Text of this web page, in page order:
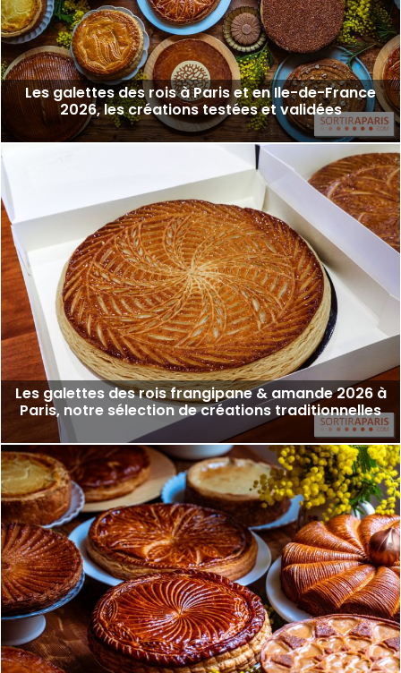
Les galettes des rois à Paris et en Ile-de-France
2026, les créations testées et validées
Les galettes des rois frangipane & amande 2026 à
Paris, notre sélection de créations traditionnelles